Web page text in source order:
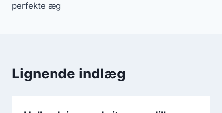
perfekte æg
Lignende indlæg